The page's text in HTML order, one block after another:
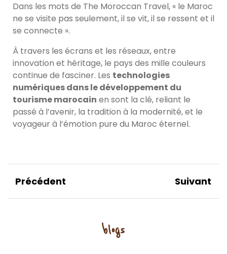
Dans les mots de The Moroccan Travel, « le Maroc
ne se visite pas seulement, il se vit, il se ressent et il
se connecte ».
À travers les écrans et les réseaux, entre
innovation et héritage, le pays des mille couleurs
continue de fasciner. Les technologies
numériques dans le développement du
tourisme marocain en sont la clé, reliant le
passé à l’avenir, la tradition à la modernité, et le
voyageur à l’émotion pure du Maroc éternel.
Précédent Suivant
blogs